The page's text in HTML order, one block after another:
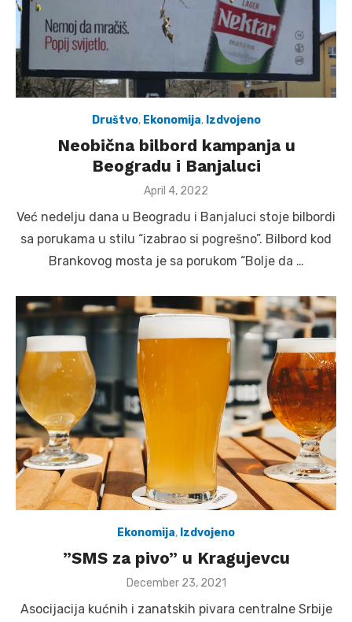
Društvo, Ekonomija, Izdvojeno
Neobična bilbord kampanja u
Beogradu i Banjaluci
Posted
April 4, 2022
Već nedelju dana u Beogradu i Banjaluci stoje bilbordi
sa porukama u stilu “izabrao si pogrešno”. Bilbord kod
Brankovog mosta je sa porukom “Bolje da …
Ekonomija, Izdvojeno
”SMS za pivo” u Kragujevcu
Posted
December 23, 2021
Asocijacija kućnih i zanatskih pivara centralne Srbije